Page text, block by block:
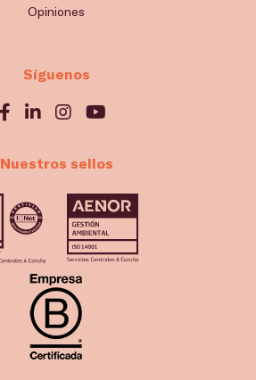
Opiniones
Síguenos
Nuestros sellos